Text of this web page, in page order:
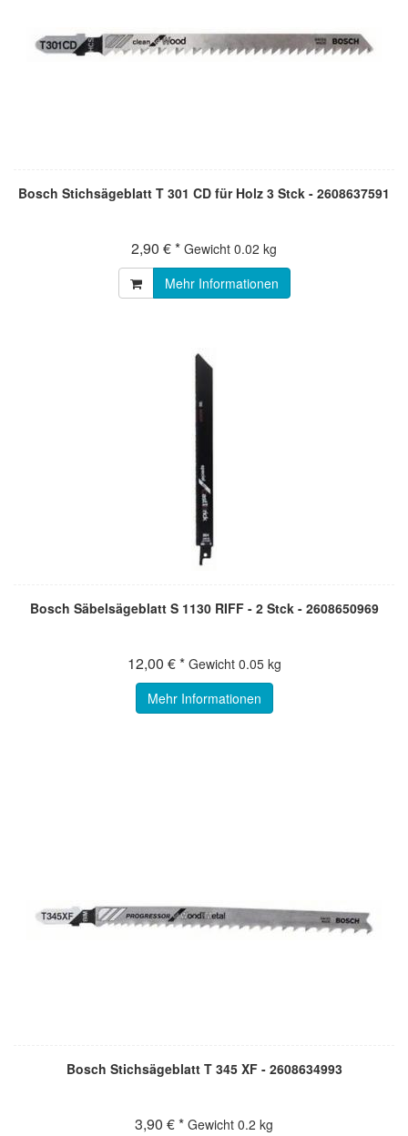
Bosch Stichsägeblatt T 301 CD für Holz 3 Stck - 2608637591
2,90 € * Gewicht 0.02 kg
Mehr Informationen
Bosch Säbelsägeblatt S 1130 RIFF - 2 Stck - 2608650969
12,00 € * Gewicht 0.05 kg
Mehr Informationen
Bosch Stichsägeblatt T 345 XF - 2608634993
3,90 € * Gewicht 0.2 kg